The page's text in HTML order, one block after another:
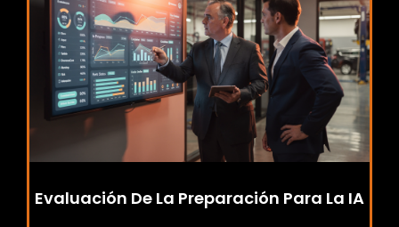
Evaluación De La Preparación Para La IA